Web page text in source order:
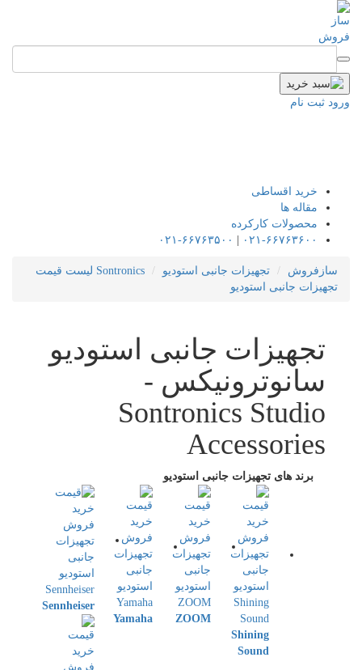
ورود ثبت نام
خرید اقساطی
مقاله ها
محصولات کارکرده
۰۲۱-۶۶۷۶۳۶۰۰
۰۲۱-۶۶۷۶۳۵۰۰
سازفروش تجهیزات جانبی استودیو Sontronics لیست قیمت
تجهیزات جانبی استودیو
تجهیزات جانبی استودیو
سانوترونیکس -
Sontronics Studio
Accessories
برند های تجهیزات جانبی استودیو
Shining
Sound
ZOOM
Yamaha
Sennheiser